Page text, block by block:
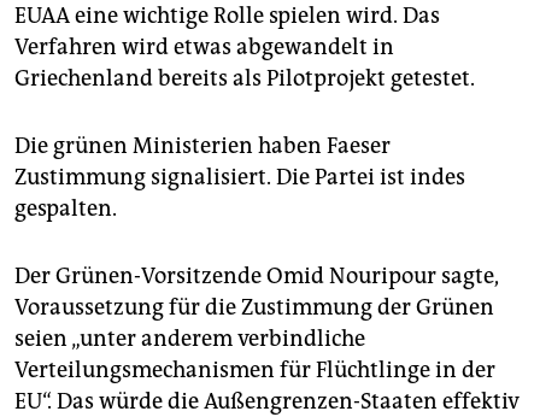
EUAA eine wichtige Rolle spielen wird. Das
Verfahren wird etwas abgewandelt in
Griechenland bereits als Pilotprojekt getestet.
Die grünen Ministerien haben Faeser
Zustimmung signalisiert. Die Partei ist indes
gespalten.
Der Grünen-Vorsitzende Omid Nouripour sagte,
Voraussetzung für die Zustimmung der Grünen
seien „unter anderem verbindliche
Verteilungsmechanismen für Flüchtlinge in der
EU“. Das würde die Außengrenzen-Staaten effektiv